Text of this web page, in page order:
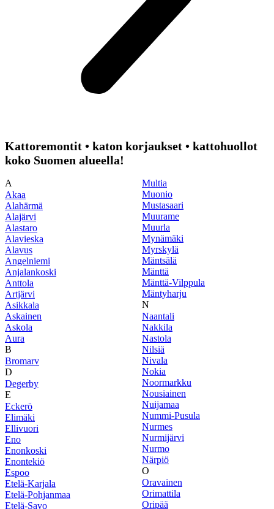
Kattoremontit • katon korjaukset • kattohuollot
koko Suomen alueella!
A
Akaa
Alahärmä
Alajärvi
Alastaro
Alavieska
Alavus
Angelniemi
Anjalankoski
Anttola
Artjärvi
Asikkala
Askainen
Askola
Aura
B
Bromarv
D
Degerby
E
Eckerö
Elimäki
Ellivuori
Eno
Enonkoski
Enontekiö
Espoo
Etelä-Karjala
Etelä-Pohjanmaa
Etelä-Savo
Multia
Muonio
Mustasaari
Muurame
Muurla
Mynämäki
Myrskylä
Mäntsälä
Mänttä
Mänttä-Vilppula
Mäntyharju
N
Naantali
Nakkila
Nastola
Nilsiä
Nivala
Nokia
Noormarkku
Nousiainen
Nuijamaa
Nummi-Pusula
Nurmes
Nurmijärvi
Nurmo
Närpiö
O
Oravainen
Orimattila
Oripää